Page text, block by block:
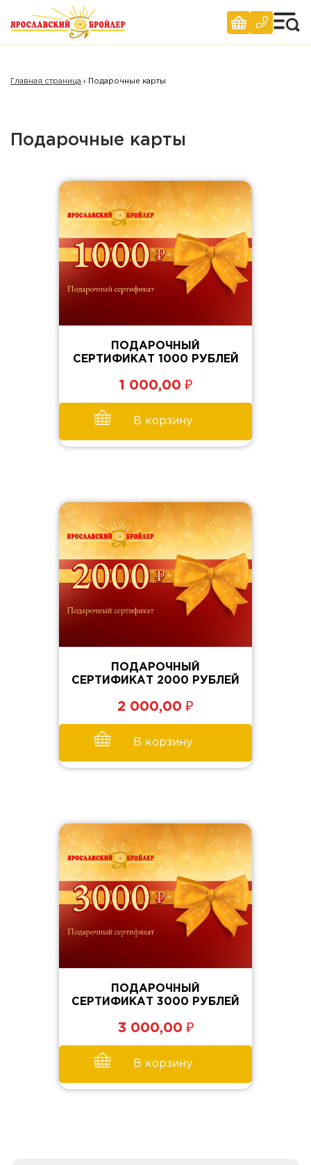
Главная страница › Подарочные карты
Подарочные карты
ПОДАРОЧНЫЙ
СЕРТИФИКАТ 1000 РУБЛЕЙ
1 000,00 ₽
В корзину
ПОДАРОЧНЫЙ
СЕРТИФИКАТ 2000 РУБЛЕЙ
2 000,00 ₽
В корзину
ПОДАРОЧНЫЙ
СЕРТИФИКАТ 3000 РУБЛЕЙ
3 000,00 ₽
В корзину